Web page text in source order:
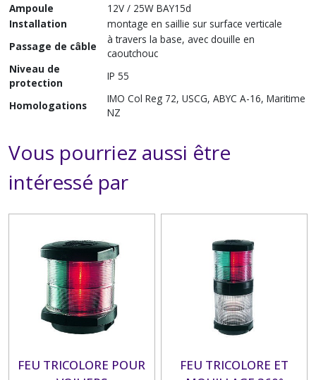
Ampoule
12V / 25W BAY15d
Installation
montage en saillie sur surface verticale
Passage de câble
à travers la base, avec douille en
caoutchouc
Niveau de
protection
IP 55
Homologations
IMO Col Reg 72, USCG, ABYC A-16, Maritime
NZ
Vous pourriez aussi être
intéressé par
FEU TRICOLORE POUR
FEU TRICOLORE ET